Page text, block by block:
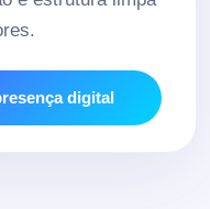
digital